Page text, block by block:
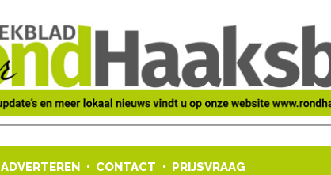
ADVERTEREN CONTACT PRIJSVRAAG